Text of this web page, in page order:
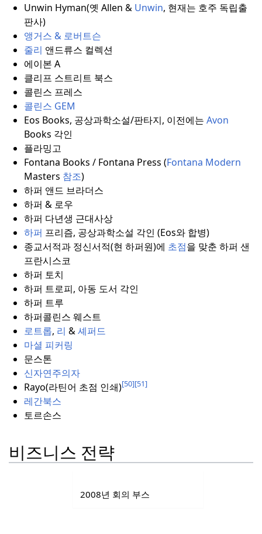
Unwin Hyman(옛 Allen &Unwin, 현재는 호주 독립출
판사)
앵거스 & 로버트슨
줄리 앤드류스 컬렉션
에이본 A
클리프 스트리트 북스
콜린스 프레스
콜린스 GEM
Eos Books, 공상과학소설/판타지, 이전에는 Avon
Books 각인
플라밍고
Fontana Books / Fontana Press (Fontana Modern
Masters 참조)
하퍼 앤드 브라더스
하퍼 & 로우
하퍼 다년생 근대사상
하퍼 프리즘, 공상과학소설 각인 (Eos와 합병)
종교서적과 정신서적(현 하퍼원)에 초점을 맞춘 하퍼 샌
프란시스코
하퍼 토치
하퍼 트로피, 아동 도서 각인
하퍼 트루
하퍼콜린스 웨스트
로트롭, 리 &셰퍼드
마셜 피커링
문스톤
신자연주의자
Rayo(라틴어 초점 인쇄)[50][51]
레간북스
토르손스
비즈니스 전략
2008년 회의 부스